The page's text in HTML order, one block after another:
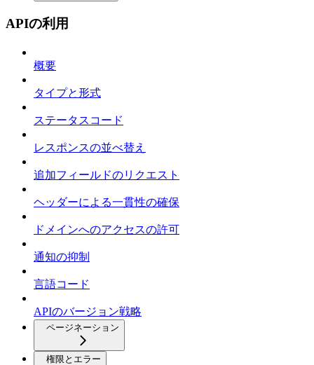
APIの利用
概要
タイプと形式
ステータスコード
レスポンスの並べ替え
追加フィールドのリクエスト
ヘッダーによる一貫性の確保
ドメインへのアクセスの許可
通知の抑制
言語コード
APIのバージョン戦略
ページネーション
権限とエラー